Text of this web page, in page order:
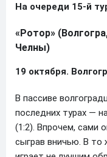
На очереди 15-й
«Ротор»
Челны)
19 октября.
В пассиве
последних турах —
(1:2). Впрочем, сами
сыграв вничью. В то